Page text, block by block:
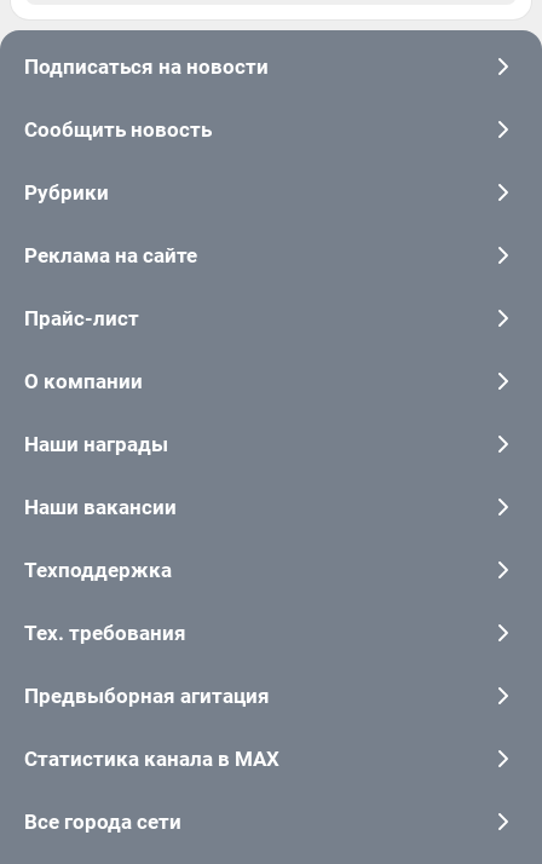
Подписаться на новости
Сообщить новость
Рубрики
Реклама на сайте
Прайс-лист
О компании
Наши награды
Наши вакансии
Техподдержка
Тех. требования
Предвыборная агитация
Статистика канала в MAX
Все города сети